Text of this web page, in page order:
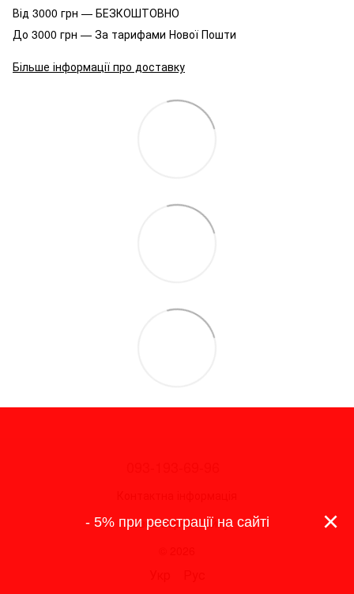
Від 3000 грн — БЕЗКОШТОВНО
До 3000 грн — За тарифами Нової Пошти
Більше інформації про доставку
Повна версія сайту
×
- 5% при реєстрації на сайті